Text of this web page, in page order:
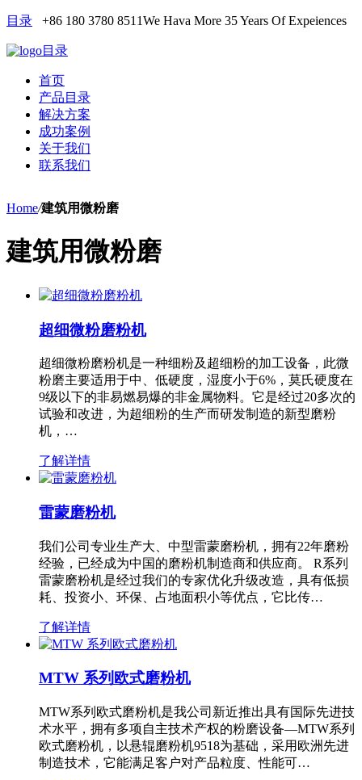
目录 +86 180 3780 8511We Hava More 35 Years Of Expeiences
目录
首页
产品目录
解决方案
成功案例
关于我们
联系我们
Home/建筑用微粉磨
建筑用微粉磨
超细微粉磨粉机
超细微粉磨粉机是一种细粉及超细粉的加工设备，此微
粉磨主要适用于中、低硬度，湿度小于6%，莫氏硬度在
9级以下的非易燃易爆的非金属物料。它是经过20多次的
试验和改进，为超细粉的生产而研发制造的新型磨粉
机，…
了解详情
雷蒙磨粉机
我们公司专业生产大、中型雷蒙磨粉机，拥有22年磨粉
经验，已经成为中国的磨粉机制造商和供应商。 R系列
雷蒙磨粉机是经过我们的专家优化升级改造，具有低损
耗、投资小、环保、占地面积小等优点，它比传…
了解详情
MTW 系列欧式磨粉机
MTW系列欧式磨粉机是我公司新近推出具有国际先进技
术水平，拥有多项自主技术产权的粉磨设备—MTW系列
欧式磨粉机，以悬辊磨粉机9518为基础，采用欧洲先进
制造技术，它能满足客户对产品粒度、性能可…